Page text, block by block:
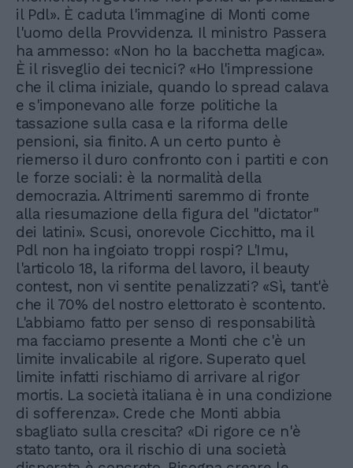
il Pdl». È caduta l'immagine di Monti come
l'uomo della Provvidenza. Il ministro Passera
ha ammesso: «Non ho la bacchetta magica».
È il risveglio dei tecnici? «Ho l'impressione
che il clima iniziale, quando lo spread calava
e s'imponevano alle forze politiche la
tassazione sulla casa e la riforma delle
pensioni, sia finito. A un certo punto è
riemerso il duro confronto con i partiti e con
le forze sociali: è la normalità della
democrazia. Altrimenti saremmo di fronte
alla riesumazione della figura del "dictator"
dei latini». Scusi, onorevole Cicchitto, ma il
Pdl non ha ingoiato troppi rospi? L'Imu,
l'articolo 18, la riforma del lavoro, il beauty
contest, non vi sentite penalizzati? «Sì, tant'è
che il 70% del nostro elettorato è scontento.
L'abbiamo fatto per senso di responsabilità
ma facciamo presente a Monti che c'è un
limite invalicabile al rigore. Superato quel
limite infatti rischiamo di arrivare al rigor
mortis. La società italiana è in una condizione
di sofferenza». Crede che Monti abbia
sbagliato sulla crescita? «Di rigore ce n'è
stato tanto, ora il rischio di una società